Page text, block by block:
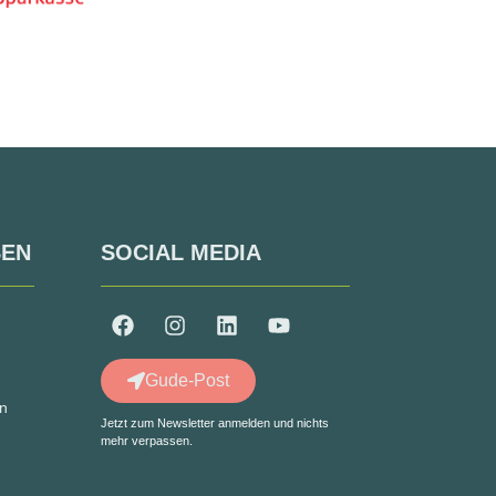
SOCIAL MEDIA
Gude-Post
Jetzt zum Newsletter anmelden und nichts
mehr verpassen.